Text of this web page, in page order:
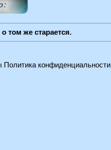
том же старается.
Политика конфиденциальности